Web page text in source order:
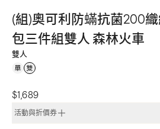
(組)奧可利防蟎抗菌200
包三件組雙人 森林火車
雙人
$1,689
活動與折價券